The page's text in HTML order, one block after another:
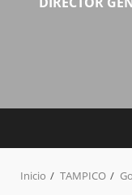
Inicio TAMPICO